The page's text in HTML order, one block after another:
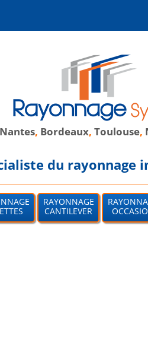
Nantes, Bordeaux, Toulouse,
du
RAYONNAGE
CANTILEVER